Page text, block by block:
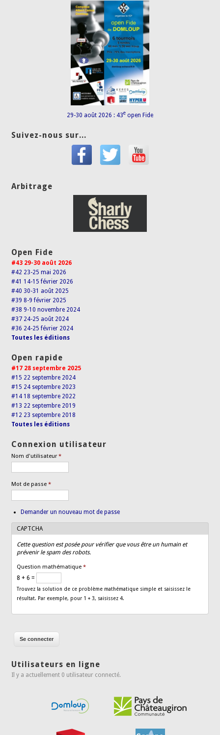
29-30 août 2026 : 43e open Fide
Suivez-nous sur...
Arbitrage
Open Fide
#43 29-30 août 2026
#42 23-25 mai 2026
#41 14-15 février 2026
#40 30-31 août 2025
#39 8-9 février 2025
#38 9-10 novembre 2024
#37 24-25 août 2024
#36 24-25 février 2024
Toutes les éditions
Open rapide
#17 28 septembre 2025
#15 22 septembre 2024
#15 24 septembre 2023
#14 18 septembre 2022
#13 22 septembre 2019
#12 23 septembre 2018
Toutes les éditions
Connexion utilisateur
Nom d'utilisateur*
Mot de passe*
Demander un nouveau mot de passe
CAPTCHA
Cette question est posée pour vérifier que vous être un humain et
prévenir le spam des robots.
Question mathématique*
8 + 6 =
Trouvez la solution de ce problème mathématique simple et saisissez le
résultat. Par exemple, pour 1 + 3, saisissez 4.
Utilisateurs en ligne
Il y a actuellement 0 utilisateur connecté.